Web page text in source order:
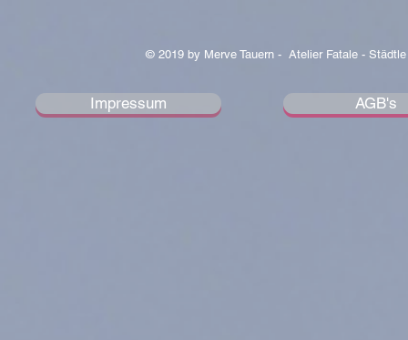
© 2019 by Merve Tauern - Atelier Fatale -
Impressum AGB's